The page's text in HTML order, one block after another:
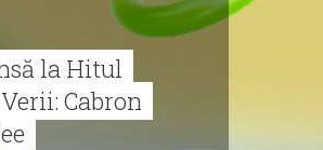
la Hitul
Cabron